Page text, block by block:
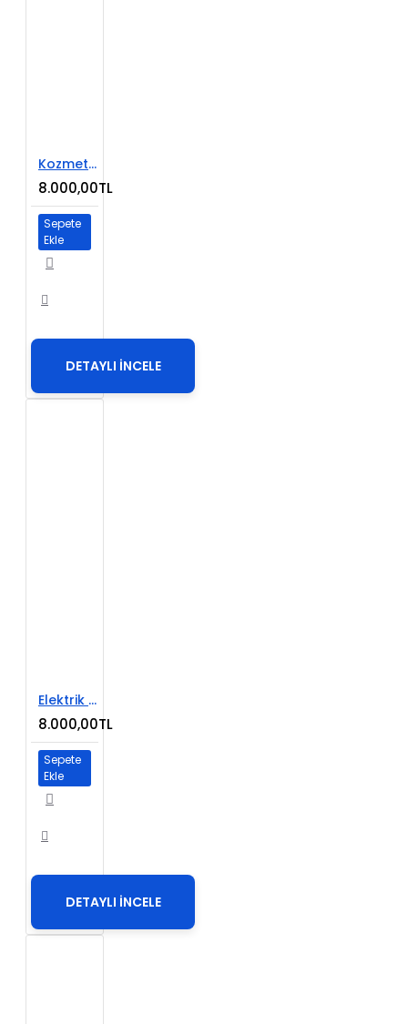
Kozmetik E-Ticaret Web Sitesi
8.000,00TL
Sepete
Ekle
DETAYLI İNCELE
Elektrik Ürünleri E-Ticaret Sitesi
8.000,00TL
Sepete
Ekle
DETAYLI İNCELE